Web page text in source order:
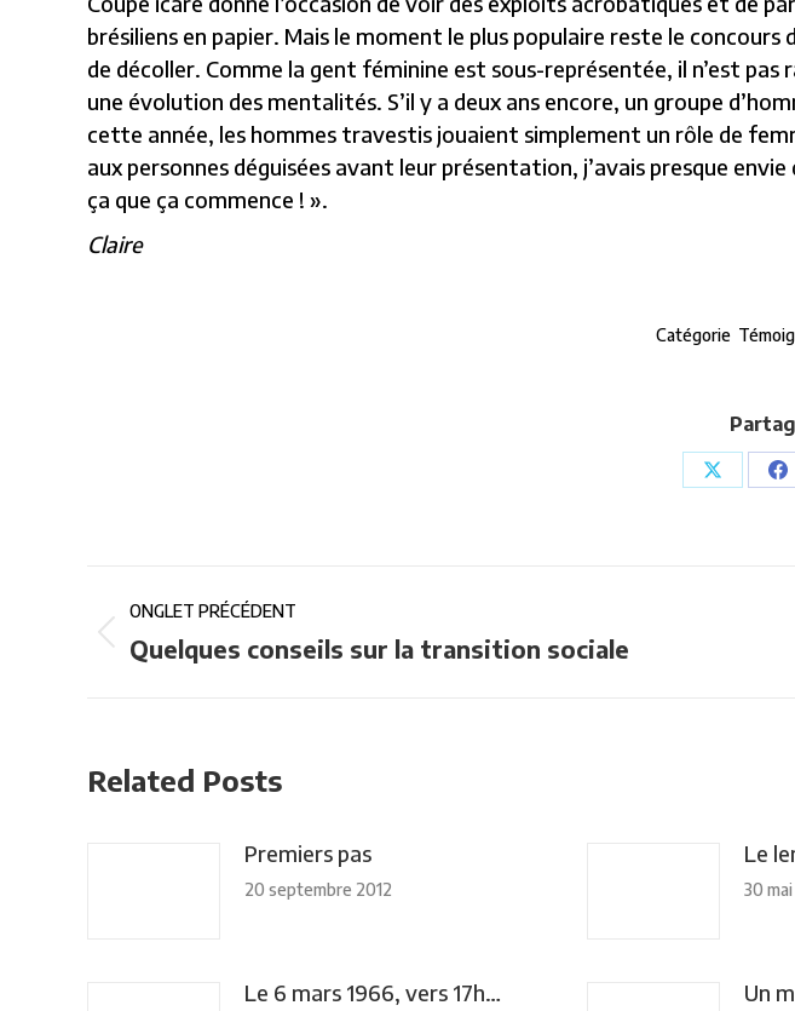
brésiliens en papier. Mais le moment le plus populaire reste le
de décoller. Comme la gent féminine est sous-représentée, il n’est pas
une évolution des mentalités. S’il y a deux ans encore, un groupe
cette année, les hommes travestis jouaient simplement un rôle de
aux personnes déguisées avant leur présentation, j’avais presque
ça que ça commence ! ».
Claire
Catégorie
Partager
de
ONGLET PRÉCÉDENT
Onglet
Quelques conseils sur la transition sociale
Related Posts
Premiers pas
20 septembre 2012
Le
30
Le 6 mars 1966, vers 17h… Un